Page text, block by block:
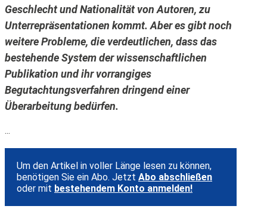
Geschlecht und Nationalität von Autoren, zu
Unterrepräsentationen kommt. Aber es gibt noch
weitere Probleme, die verdeutlichen, dass das
bestehende System der wissenschaftlichen
Publikation und ihr vorrangiges
Begutachtungsverfahren dringend einer
Überarbeitung bedürfen.
...
Um den Artikel in voller Länge lesen zu können,
benötigen Sie ein Abo. Jetzt Abo abschließen
oder mit bestehendem Konto anmelden!